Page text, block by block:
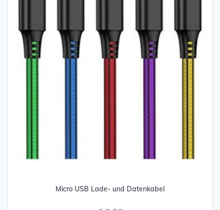
Micro USB Lade- und Datenkabel